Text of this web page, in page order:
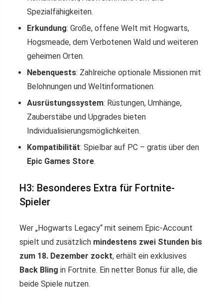
Spezialfähigkeiten.
Erkundung: Große, offene Welt mit Hogwarts,
Hogsmeade, dem Verbotenen Wald und weiteren
geheimen Orten.
Nebenquests: Zahlreiche optionale Missionen mit
Belohnungen und Weltinformationen.
Ausrüstungssystem: Rüstungen, Umhänge,
Zauberstäbe und Upgrades bieten
Individualisierungsmöglichkeiten.
Kompatibilität: Spielbar auf PC – gratis über den
Epic Games Store.
H3: Besonderes Extra für Fortnite-
Spieler
Wer „Hogwarts Legacy“ mit seinem Epic-Account
spielt und zusätzlich mindestens zwei Stunden bis
zum 18. Dezember zockt, erhält ein exklusives
Back Bling in Fortnite. Ein netter Bonus für alle, die
beide Spiele nutzen.